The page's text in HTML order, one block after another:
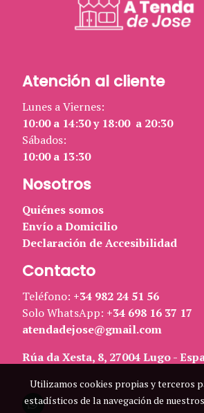
Atención al cliente
Lunes a Viernes:
10:00 a 14:30 y 18:00 a 20:30
Sábados:
10:00 a 13:30
Nosotros
Quiénes somos
Envío a Domicilio
Declaración de Accesibilidad
Contacto
Teléfono: +34 982 24 51 56
Solo WhatsApp: +34 698 16 37 17
atendadejose@gmail.com
Rúa da Xesta, 8, 27004 Lugo -
Utilizamos cookies propias y terceros
estadísticos de la navegación de